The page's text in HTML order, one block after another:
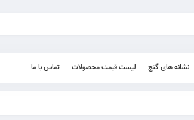
نشانه های گنج لیست قیمت محصولات تماس با ما